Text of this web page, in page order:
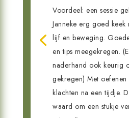
Voordeel: een sessie
Janneke erg goed
lijf en beweging.
en tips meegekregen.
naderhand ook keurig
gekregen) Met
klachten na een tijdje.
waard om een stukje